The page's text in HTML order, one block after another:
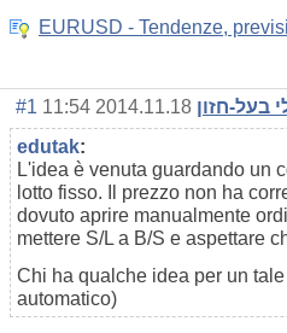
EURUSD - Tendenze,
בעל-חזון 2014.11.18 11:54
#1
edutak:
L'idea è venuta guardando un
lotto fisso. Il prezzo non ha
dovuto aprire manualmente
mettere S/L a B/S e aspettare
Chi ha qualche idea per un
automatico)